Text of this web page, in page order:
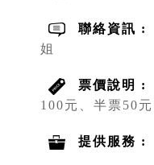
聯絡資訊 :
姐
票價說明 :
100元、半票50元
提供服務 :